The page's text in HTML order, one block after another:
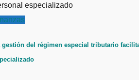
gestión del régimen especial tributario